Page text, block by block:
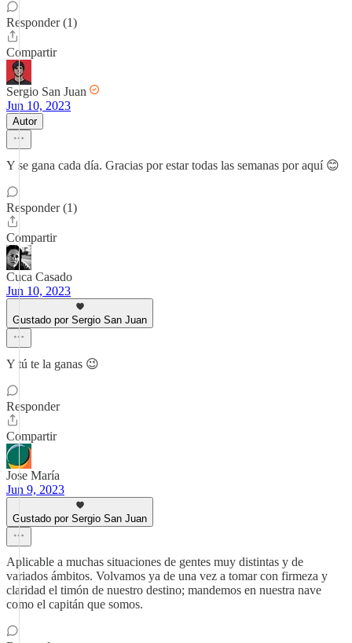
Responder (1)
Compartir
Sergio San Juan
Jun 10, 2023
Autor
Y se gana cada día. Gracias por estar todas las semanas por aquí 😊
Responder (1)
Compartir
Cuca Casado
Jun 10, 2023
Gustado por Sergio San Juan
Y tú te la ganas 😉
Responder
Compartir
Jose María
Jun 9, 2023
Gustado por Sergio San Juan
Aplicable a muchas situaciones de gentes muy distintas y de
variados ámbitos. Volvamos ya de una vez a tomar con firmeza y
claridad el timón de nuestro destino; mandemos en nuestra nave
como el capitán que somos.